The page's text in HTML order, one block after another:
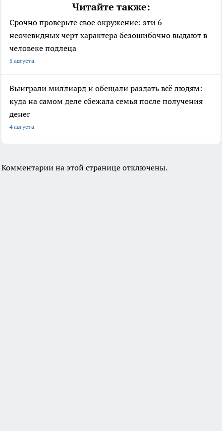
Читайте также:
Срочно проверьте свое окружение: эти 6
неочевидных черт характера безошибочно выдают в
человеке подлеца
5 августа
Выиграли миллиард и обещали раздать всё людям:
куда на самом деле сбежала семья после получения
денег
4 августа
Комментарии на этой странице отключены.